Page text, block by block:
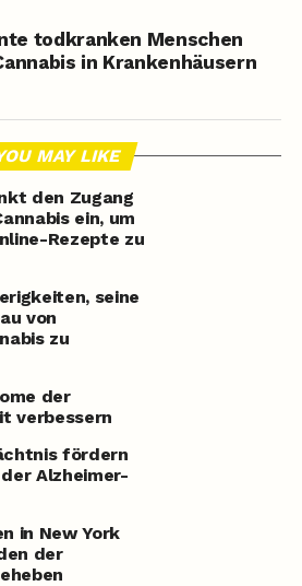
todkranken Menschen
in Krankenhäusern
MAY LIKE
den Zugang
ein, um
Rezepte zu
seine
von
zu
der
verbessern
fördern
Alzheimer-
in New York
der